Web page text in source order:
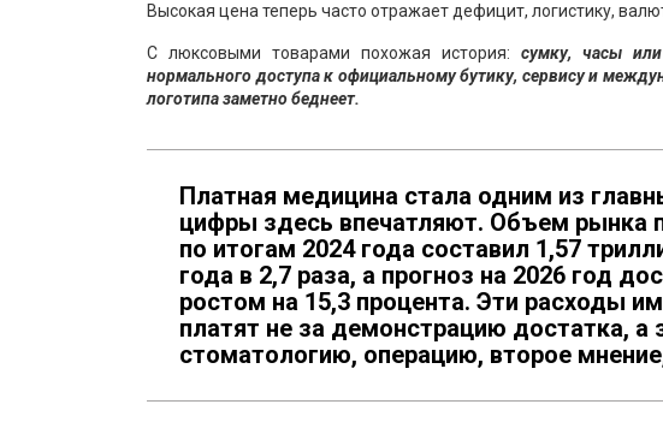
Высокая цена теперь часто отражает дефицит, логистику,
С люксовыми товарами похожая история: сумку, часы
нормального доступа к официальному бутику, сервису и
логотипа заметно беднеет.
Платная медицина стала одним из
цифры здесь впечатляют. Объем рынка
по итогам 2024 года составил 1,57
года в 2,7 раза, а прогноз на 2026 год
ростом на 15,3 процента. Эти расходы
платят не за демонстрацию достатка, а
стоматологию, операцию, второе